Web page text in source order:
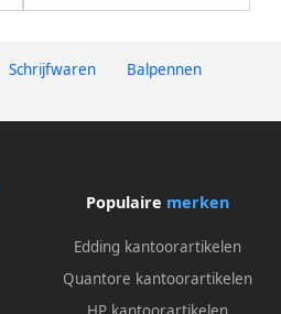
Schrijfwaren
Balpennen
Populaire merken
Edding kantoorartikelen
Quantore kantoorartikelen